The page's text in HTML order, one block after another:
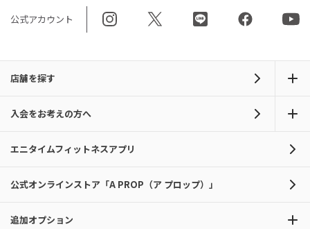
公式アカウント
店舗を探す
入会をお考えの方へ
エニタイムフィットネスアプリ
公式オンラインストア「A PROP（ア プロップ）」
追加オプション